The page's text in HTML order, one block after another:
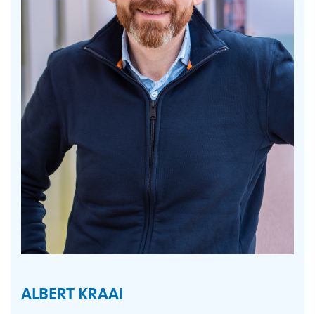
ALBERT KRAAI